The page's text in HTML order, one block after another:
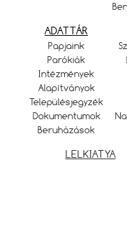
ADATTÁR
Papjaink
Parókiák
Intézmények
Alapítványok
Településjegyzék
Dokumentumok
Beruházások
LELKIATYA